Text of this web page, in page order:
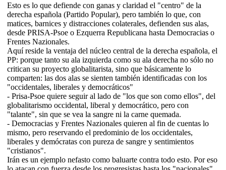
Esto es lo que defiende con ganas y claridad el "centro" de la
derecha española (Partido Popular), pero también lo que, con
matices, barnices y distracciones colaterales, defienden sus alas,
desde PRISA-Psoe o Ezquerra Republicana hasta Democracias o
Frentes Nazionales.
Aquí reside la ventaja del núcleo central de la derecha española, el
PP: porque tanto su ala izquierda como su ala derecha no sólo no
critican su proyecto globalitarista, sino que básicamente lo
comparten: las dos alas se sienten también identificadas con los
"occidentales, liberales y democráticos"
- Prisa-Psoe quiere seguir al lado de "los que son como ellos", del
globalitarismo occidental, liberal y democrático, pero con
"talante", sin que se vea la sangre ni la carne quemada.
- Democracias y Frentes Nazionales quieren al fin de cuentas lo
mismo, pero reservando el predominio de los occidentales,
liberales y demócratas con pureza de sangre y sentimientos
"cristianos".
Irán es un ejemplo nefasto como baluarte contra todo esto. Por eso